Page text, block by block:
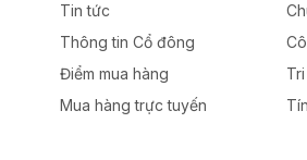
Tin tức
Thông tin Cổ đông
Điểm mua hàng
Mua hàng trực tuyến